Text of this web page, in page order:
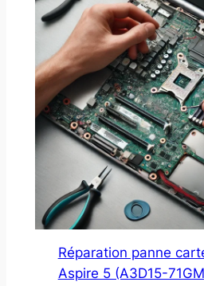
Réparation panne
Aspire 5 (A3D15-